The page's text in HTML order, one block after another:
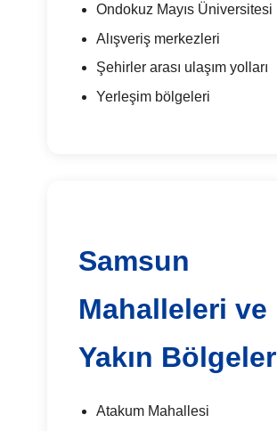
Ondokuz Mayıs Üniversitesi
Alışveriş merkezleri
Şehirler arası ulaşım yolları
Yerleşim bölgeleri
Samsun
Mahalleleri ve
Yakın Bölgeler
Atakum Mahallesi